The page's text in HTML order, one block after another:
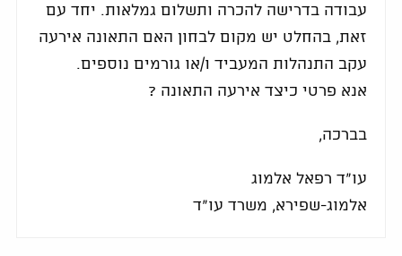
עבודה בדרישה להכרה ותשלום גמלאות. יחד עם
זאת, בהחלט יש מקום לבחון האם התאונה אירעה
עקב התנהלות המעביד ו/או גורמים נוספים.
אנא פרטי כיצד אירעה התאונה ?
בברכה,
עו"ד רפאל אלמוג
אלמוג-שפירא, משרד עו"ד